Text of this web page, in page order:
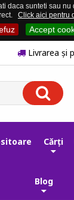
sunteti sau
Click aici pentru
Accept
Livrarea și
Cărți
Blog